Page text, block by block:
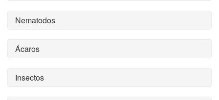
Nematodos
Ácaros
Insectos